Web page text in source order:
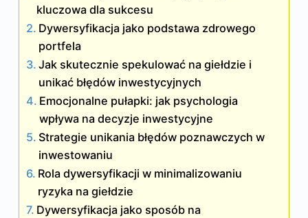
kluczowa dla sukcesu
Dywersyfikacja jako podstawa zdrowego
portfela
Jak skutecznie spekulować na giełdzie i
unikać błędów inwestycyjnych
Emocjonalne pułapki: jak psychologia
wpływa na decyzje inwestycyjne
Strategie unikania błędów poznawczych w
inwestowaniu
Rola dywersyfikacji w minimalizowaniu
ryzyka na giełdzie
Dywersyfikacja jako sposób na